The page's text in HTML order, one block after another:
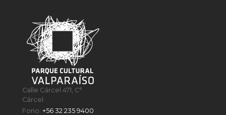
Calle Cárcel 471, C°
Cárcel
Fono:+56 32 235 9400